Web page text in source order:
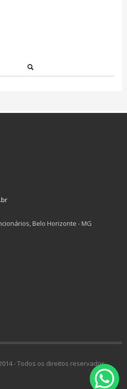
Belo Horizonte - MG
- Todos os direitos reservados.